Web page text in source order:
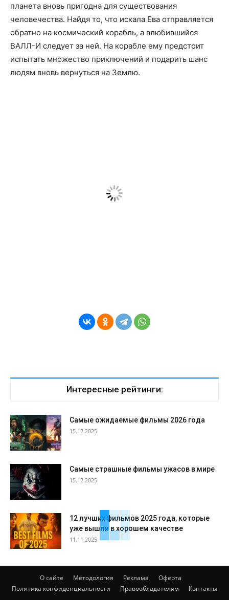
планета вновь пригодна для существования
человечества. Найдя то, что искала Ева отправляется
обратно на космический корабль, а влюбившийся
ВАЛЛ-И следует за ней. На корабле ему предстоит
испытать множество приключений и подарить шанс
людям вновь вернуться на Землю.
Интересные рейтинги:
Самые ожидаемые фильмы 2026 года
15.12.2025
Самые страшные фильмы ужасов в мире
15.12.2025
12 лучших фильмов 2025 года, которые
уже вышли в хорошем качестве
11.11.2025
О сайте Методология Реклама
Оферта
Политика конфиденциальности
Правообладателям Контакты